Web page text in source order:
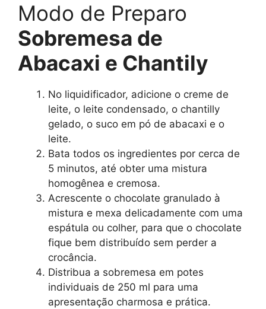
Modo de Preparo
Sobremesa de
Abacaxi e Chantily
No liquidificador, adicione o creme de
leite, o leite condensado, o chantilly
gelado, o suco em pó de abacaxi e o
leite.
Bata todos os ingredientes por cerca de
5 minutos, até obter uma mistura
homogênea e cremosa.
Acrescente o chocolate granulado à
mistura e mexa delicadamente com uma
espátula ou colher, para que o chocolate
fique bem distribuído sem perder a
crocância.
Distribua a sobremesa em potes
individuais de 250 ml para uma
apresentação charmosa e prática.